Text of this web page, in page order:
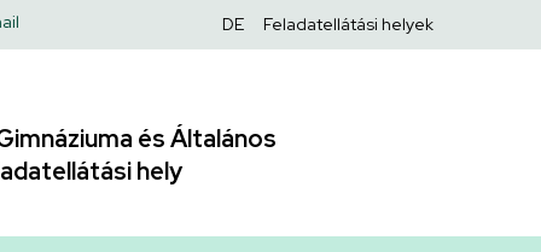
Felső
DE Feladatellátási helyek
és Általános
hely